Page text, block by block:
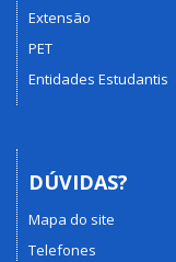
Extensão
PET
Entidades Estudantis
DÚVIDAS?
Mapa do site
Telefones